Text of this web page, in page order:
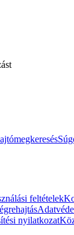
feltételek
nyilatkozat